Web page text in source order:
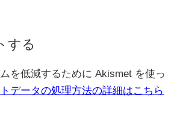
する
を低減するために Akismet を使っ
データの処理方法の詳細はこちら